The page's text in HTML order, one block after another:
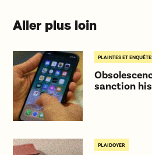
Aller plus loin
PLAINTES ET
sanction
PLAIDOYER